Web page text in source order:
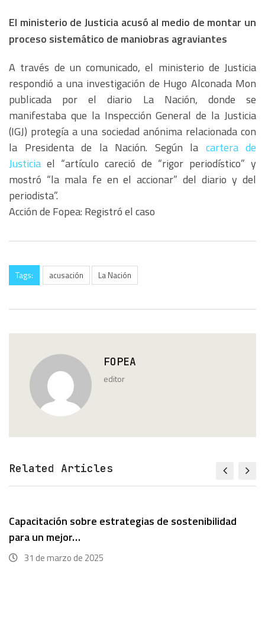
El ministerio de Justicia acusó al medio de montar un
proceso sistemático de maniobras agraviantes
A través de un comunicado, el ministerio de Justicia
respondió a una investigación de Hugo Alconada Mon
publicada por el diario La Nación, donde se
manifestaba que la Inspección General de la Justicia
(IGJ) protegía a una sociedad anónima relacionada con
la Presidenta de la Nación. Según la cartera de
Justicia el “artículo careció de “rigor periodístico” y
mostró “la mala fe en el accionar” del diario y del
periodista”.
Acción de Fopea: Registró el caso
Tags: acusación La Nación
FOPEA
editor
Related Articles
Capacitación sobre estrategias de sostenibilidad
para un mejor…
31 de marzo de 2025